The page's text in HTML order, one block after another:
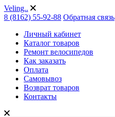
Veling..
8 (8162) 55-92-88 Обратная связь
Личный кабинет
Каталог товаров
Ремонт велосипедов
Как заказать
Оплата
Самовывоз
Возврат товаров
Контакты